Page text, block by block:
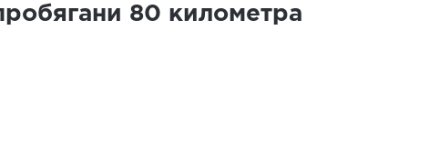
80 километра